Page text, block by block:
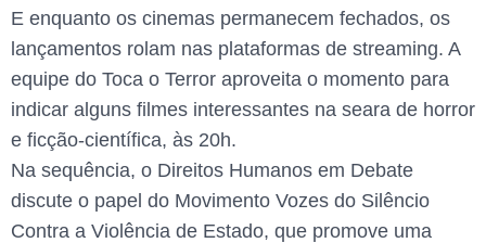
E enquanto os cinemas permanecem fechados, os
lançamentos rolam nas plataformas de streaming. A
equipe do Toca o Terror aproveita o momento para
indicar alguns filmes interessantes na seara de horror
e ficção-científica, às 20h.
Na sequência, o Direitos Humanos em Debate
discute o papel do Movimento Vozes do Silêncio
Contra a Violência de Estado, que promove uma